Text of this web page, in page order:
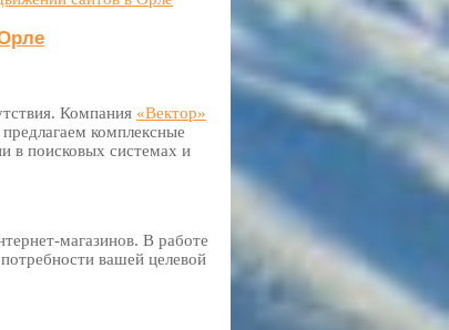
Компания «Вектор»
комплексные
в поисковых системах и
магазинов. В работе
вашей целевой